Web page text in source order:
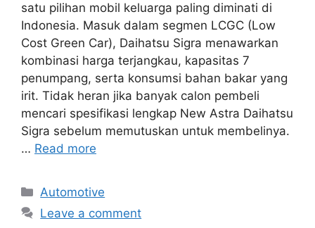
satu pilihan mobil keluarga paling diminati di
Indonesia. Masuk dalam segmen LCGC (Low
Cost Green Car), Daihatsu Sigra menawarkan
kombinasi harga terjangkau, kapasitas 7
penumpang, serta konsumsi bahan bakar yang
irit. Tidak heran jika banyak calon pembeli
mencari spesifikasi lengkap New Astra Daihatsu
Sigra sebelum memutuskan untuk membelinya.
… Read more
Categories
Automotive
Leave a comment